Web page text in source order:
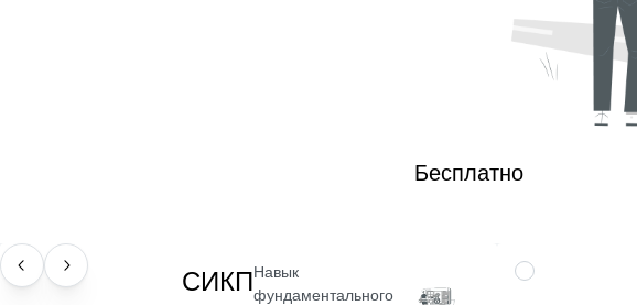
Бесплатно
НАВЫК
СИКПНавык
фундаментального
ПРОФЕССИЯ